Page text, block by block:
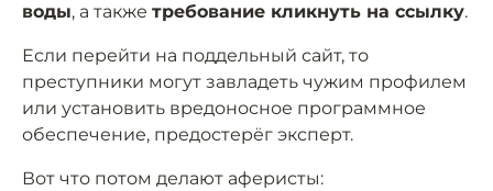
воды, а также требование кликнуть на ссылку.
Если перейти на поддельный сайт, то
преступники могут завладеть чужим профилем
или установить вредоносное программное
обеспечение, предостерёг эксперт.
Вот что потом делают аферисты: